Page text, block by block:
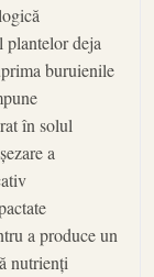
deja
buruienile
în solul
a
a produce un
nutrienți